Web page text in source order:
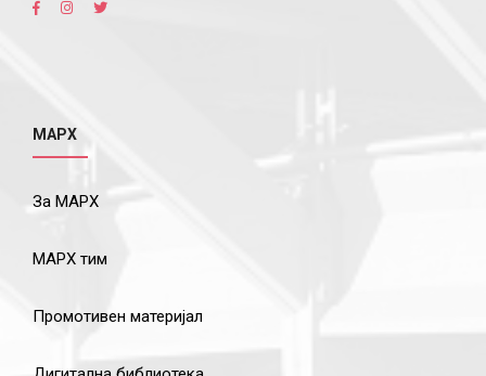
МАРХ
За МАРХ
МАРХ тим
Промотивен материјал